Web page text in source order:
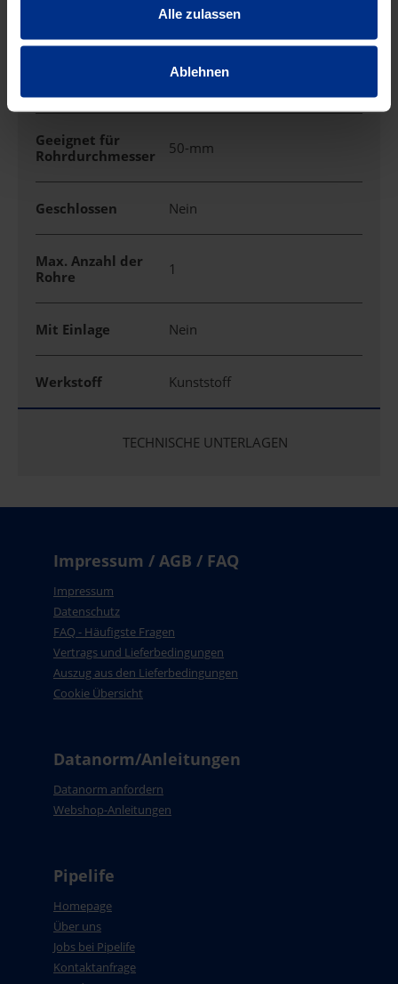
Alle zulassen
Ablehnen
Befestigungsart Schraubloch
Geeignet für
Rohrdurchmesser
50-mm
Geschlossen Nein
Max. Anzahl der
Rohre
1
Mit Einlage Nein
Werkstoff Kunststoff
TECHNISCHE UNTERLAGEN
Impressum / AGB / FAQ
Impressum
Datenschutz
FAQ - Häufigste Fragen
Vertrags und Lieferbedingungen
Auszug aus den Lieferbedingungen
Cookie Übersicht
Datanorm/Anleitungen
Datanorm anfordern
Webshop-Anleitungen
Pipelife
Homepage
Über uns
Jobs bei Pipelife
Kontaktanfrage